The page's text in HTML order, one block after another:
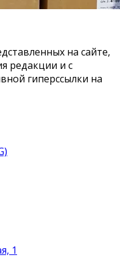
на сайте,
редакции и с
гиперссылки на
1